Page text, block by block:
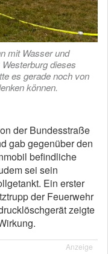
mit Wasser und
dieses
es gerade noch von
können.
der Bundesstraße
gab gegenüber den
befindliche
sei sein
Ein erster
der Feuerwehr
zeigte
Anzeige